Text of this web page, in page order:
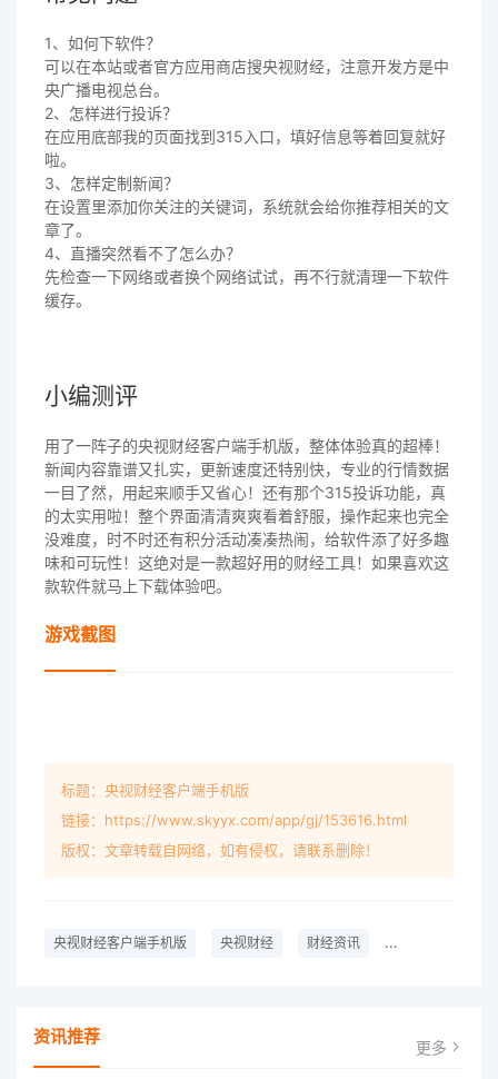
1、如何下软件？
可以在本站或者官方应用商店搜央视财经，注意开发方是中
央广播电视总台。
2、怎样进行投诉？
在应用底部我的页面找到315入口，填好信息等着回复就好
啦。
3、怎样定制新闻？
在设置里添加你关注的关键词，系统就会给你推荐相关的文
章了。
4、直播突然看不了怎么办？
先检查一下网络或者换个网络试试，再不行就清理一下软件
缓存。
小编测评
用了一阵子的央视财经客户端手机版，整体体验真的超棒！
新闻内容靠谱又扎实，更新速度还特别快，专业的行情数据
一目了然，用起来顺手又省心！还有那个315投诉功能，真
的太实用啦！整个界面清清爽爽看着舒服，操作起来也完全
没难度，时不时还有积分活动凑凑热闹，给软件添了好多趣
味和可玩性！这绝对是一款超好用的财经工具！如果喜欢这
款软件就马上下载体验吧。
游戏截图
标题：央视财经客户端手机版
链接：https://www.skyyx.com/app/gj/153616.html
版权：文章转载自网络，如有侵权，请联系删除！
央视财经客户端手机版 央视财经 财经资讯 新闻资讯
资讯推荐 更多